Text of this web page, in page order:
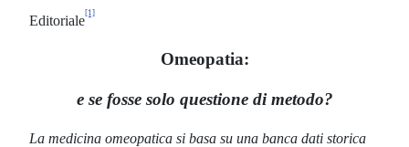
Editoriale[1]
Omeopatia:
e se fosse solo questione di metodo?
La medicina omeopatica si basa su una banca dati storica